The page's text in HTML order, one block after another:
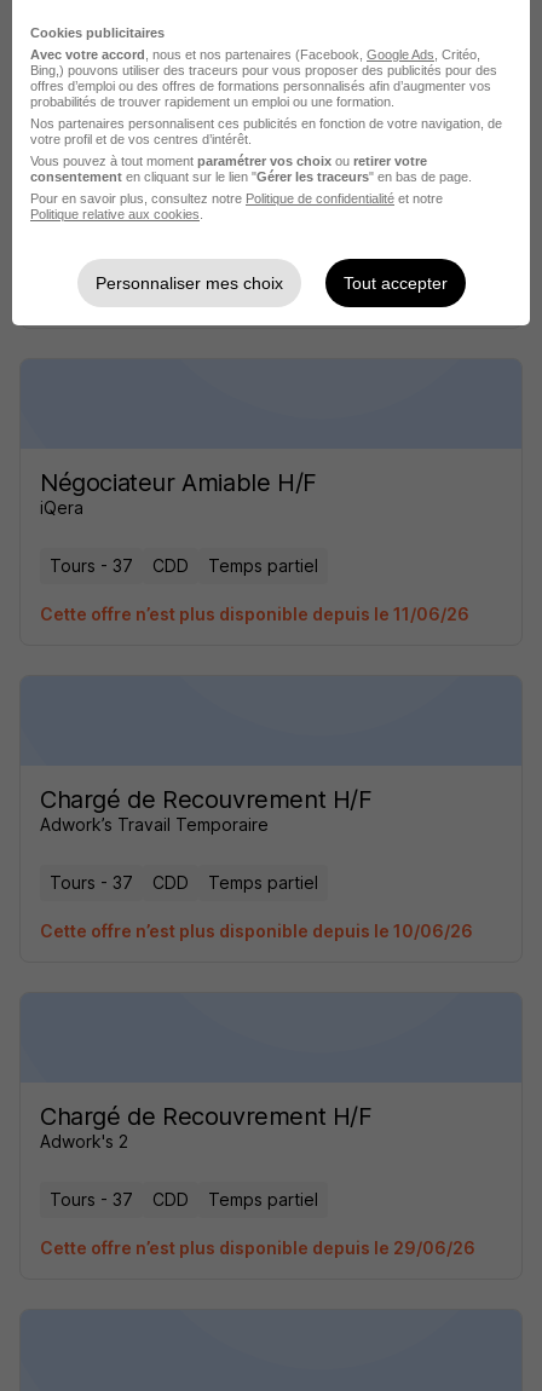
Négociateur Amiable H/F
Cette offre n’est plus disponible depuis le 11/06/26
Négociateur Amiable H/F
iQera
Tours - 37 CDD Temps partiel
Cette offre n’est plus disponible depuis le 11/06/26
Chargé de Recouvrement H/F
Adwork’s Travail Temporaire
Tours - 37 CDD Temps partiel
Cette offre n’est plus disponible depuis le 10/06/26
Chargé de Recouvrement H/F
Adwork's 2
Tours - 37 CDD Temps partiel
Cette offre n’est plus disponible depuis le 29/06/26
Cookies publicitaires
Avec votre accord , nous et nos partenaires (Facebook, Google Ads , Critéo,
Bing,) pouvons utiliser des traceurs pour vous proposer des publicités pour des
offres d’emploi ou des offres de formations personnalisés afin d’augmenter vos
probabilités de trouver rapidement un emploi ou une formation.
Nos partenaires personnalisent ces publicités en fonction de votre navigation, de
votre profil et de vos centres d’intérêt.
Vous pouvez à tout moment paramétrer vos choix ou retirer votre
consentement en cliquant sur le lien "Gérer les traceurs" en bas de page.
Pour en savoir plus, consultez notre Politique de confidentialité et notre
Politique relative aux cookies
Personnaliser mes choix Tout accepter